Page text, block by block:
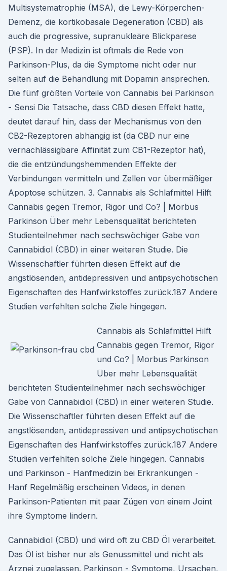
Multisystematrophie (MSA), die Lewy-Körperchen-
Demenz, die kortikobasale Degeneration (CBD) als
auch die progressive, supranukleäre Blickparese
(PSP). In der Medizin ist oftmals die Rede von
Parkinson-Plus, da die Symptome nicht oder nur
selten auf die Behandlung mit Dopamin ansprechen.
Die fünf größten Vorteile von Cannabis bei Parkinson
- Sensi Die Tatsache, dass CBD diesen Effekt hatte,
deutet darauf hin, dass der Mechanismus von den
CB2-Rezeptoren abhängig ist (da CBD nur eine
vernachlässigbare Affinität zum CB1-Rezeptor hat),
die die entzündungshemmenden Effekte der
Verbindungen vermitteln und Zellen vor übermäßiger
Apoptose schützen. 3. Cannabis als Schlafmittel Hilft
Cannabis gegen Tremor, Rigor und Co? | Morbus
Parkinson Über mehr Lebensqualität berichteten
Studienteilnehmer nach sechswöchiger Gabe von
Cannabidiol (CBD) in einer weiteren Studie. Die
Wissenschaftler führten diesen Effekt auf die
angstlösenden, antidepressiven und antipsychotischen
Eigenschaften des Hanfwirkstoffes zurück.187 Andere
Studien verfehlten solche Ziele hingegen.
Cannabis als Schlafmittel Hilft
Cannabis gegen Tremor, Rigor
und Co? | Morbus Parkinson
Über mehr Lebensqualität
berichteten Studienteilnehmer nach sechswöchiger
Gabe von Cannabidiol (CBD) in einer weiteren Studie.
Die Wissenschaftler führten diesen Effekt auf die
angstlösenden, antidepressiven und antipsychotischen
Eigenschaften des Hanfwirkstoffes zurück.187 Andere
Studien verfehlten solche Ziele hingegen. Cannabis
und Parkinson - Hanfmedizin bei Erkrankungen -
Hanf Regelmäßig erscheinen Videos, in denen
Parkinson-Patienten mit paar Zügen von einem Joint
ihre Symptome lindern.
Cannabidiol (CBD) und wird oft zu CBD Öl verarbeitet.
Das Öl ist bisher nur als Genussmittel und nicht als
Arznei zugelassen. Parkinson - Symptome, Ursachen,